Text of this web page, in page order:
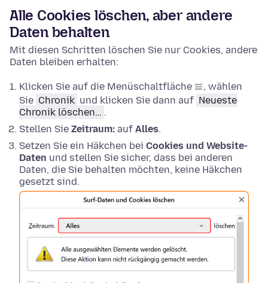
Alle Cookies löschen, aber andere
Daten behalten
Mit diesen Schritten löschen Sie nur Cookies, andere
Daten bleiben erhalten:
Klicken Sie auf die Menüschaltfläche
, wählen
Sie Chronik und klicken Sie dann auf Neueste
Chronik löschen… .
Stellen Sie Zeitraum: auf Alles.
Setzen Sie ein Häkchen bei Cookies und Website-
Daten und stellen Sie sicher, dass bei anderen
Daten, die Sie behalten möchten, keine Häkchen
gesetzt sind.